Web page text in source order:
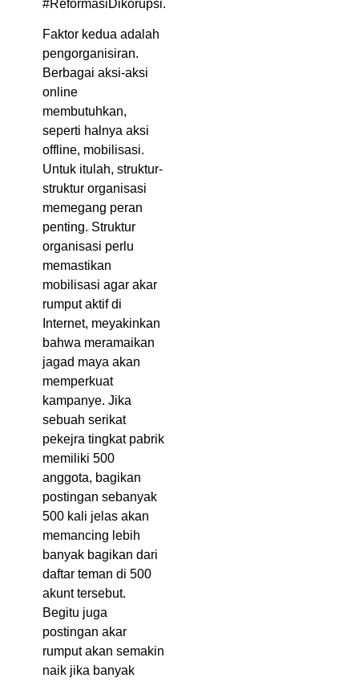
#ReformasiDikorupsi.
Faktor kedua adalah
pengorganisiran.
Berbagai aksi-aksi
online
membutuhkan,
seperti halnya aksi
offline, mobilisasi.
Untuk itulah, struktur-
struktur organisasi
memegang peran
penting. Struktur
organisasi perlu
memastikan
mobilisasi agar akar
rumput aktif di
Internet, meyakinkan
bahwa meramaikan
jagad maya akan
memperkuat
kampanye. Jika
sebuah serikat
pekejra tingkat pabrik
memiliki 500
anggota, bagikan
postingan sebanyak
500 kali jelas akan
memancing lebih
banyak bagikan dari
daftar teman di 500
akunt tersebut.
Begitu juga
postingan akar
rumput akan semakin
naik jika banyak